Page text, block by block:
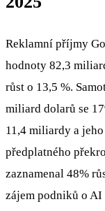
Reklamní příjmy
hodnoty 82,3
růst o 13,5 %.
miliard dolarů se
11,4 miliardy a
předplatného
zaznamenal 48%
zájem podniků o